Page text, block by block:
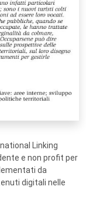
Linking
e non profit per
da
digitali nelle